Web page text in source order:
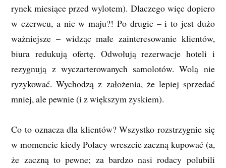
rynek miesiące przed wylotem). Dlaczego więc dopiero
w czerwcu, a nie w maju?! Po drugie – i to jest dużo
ważniejsze – widząc małe zainteresowanie klientów,
biura redukują ofertę. Odwołują rezerwacje hoteli i
rezygnują z wyczarterowanych samolotów. Wolą nie
ryzykować. Wychodzą z założenia, że lepiej sprzedać
mniej, ale pewnie (i z większym zyskiem).
Co to oznacza dla klientów? Wszystko rozstrzygnie się
w momencie kiedy Polacy wreszcie zaczną kupować (a,
że zaczną to pewne; za bardzo nasi rodacy polubili